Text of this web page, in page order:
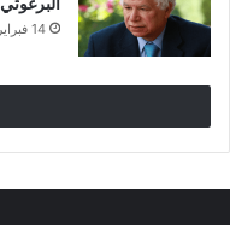
14 فبراير، 2021